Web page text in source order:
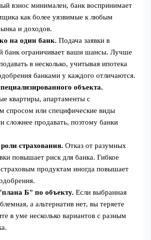
взнос минимален, банк воспринимает
как более уязвимые к любым
и доходов.
на один банк. Подача заявки в
банк ограничивает ваши шансы. Лучше
в несколько, учитывая ипотека
банками у каждого отличаются.
объекта.
квартиры, апартаменты с
спросом или специфические виды
сложнее продавать, поэтому банки
страхования. Отказ от разумных
повышает риск для банка. Гибкое
продуктам иногда повышает
Б" по объекту. Если выбранная
а альтернатив нет, вы теряете
в уме несколько вариантов с разным